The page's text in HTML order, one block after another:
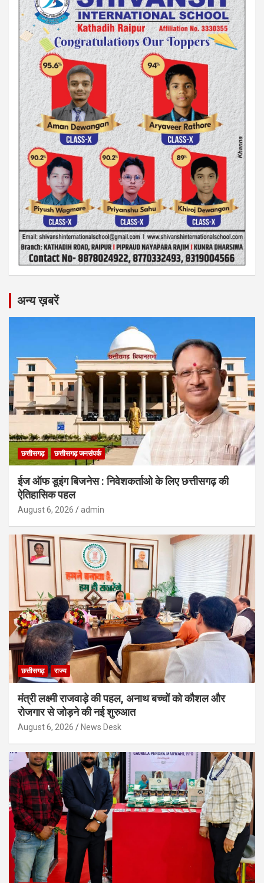
अन्य ख़बरें
छत्तीसगढ़ छत्तीसगढ़ जनसंपर्क
ईज ऑफ डूइंग बिजनेस : निवेशकर्ताओ के लिए छत्तीसगढ़ की
ऐतिहासिक पहल
August 6, 2026 admin
छत्तीसगढ़ राज्य
मंत्री लक्ष्मी राजवाड़े की पहल, अनाथ बच्चों को कौशल और
रोजगार से जोड़ने की नई शुरुआत
August 6, 2026 News Desk